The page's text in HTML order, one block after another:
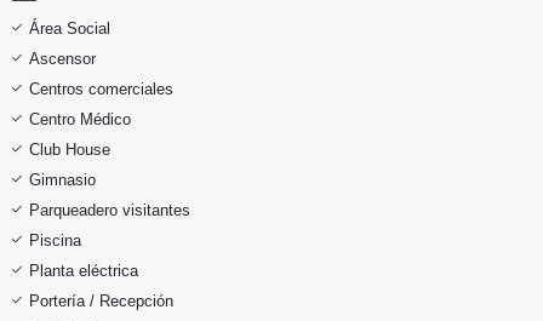
Área Social
Ascensor
Centros comerciales
Centro Médico
Club House
Gimnasio
Parqueadero visitantes
Piscina
Planta eléctrica
Portería / Recepción